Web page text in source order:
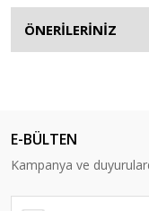
ÖNERİLERİNİZ
E-BÜLTEN
Kampanya ve